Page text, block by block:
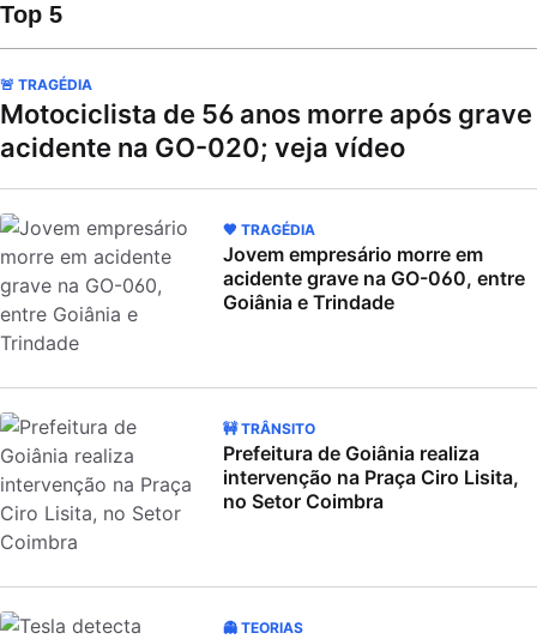
Top 5
🚨 TRAGÉDIA
Motociclista de 56 anos morre após grave
acidente na GO-020; veja vídeo
🖤 TRAGÉDIA
Jovem empresário morre em
acidente grave na GO-060, entre
Goiânia e Trindade
🚧 TRÂNSITO
Prefeitura de Goiânia realiza
intervenção na Praça Ciro Lisita,
no Setor Coimbra
👻 TEORIAS